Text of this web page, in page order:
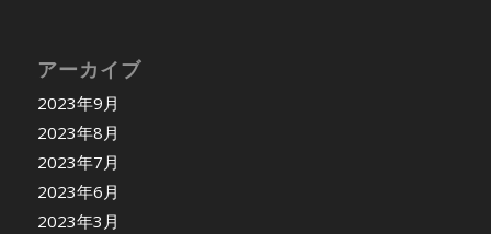
アーカイブ
2023年9月
2023年8月
2023年7月
2023年6月
2023年3月